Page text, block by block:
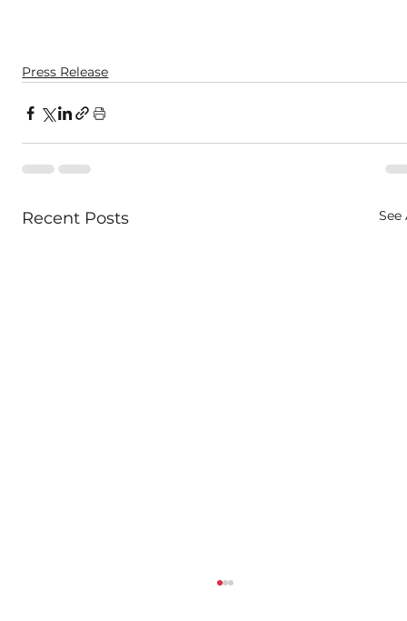
Press Release
Recent Posts See